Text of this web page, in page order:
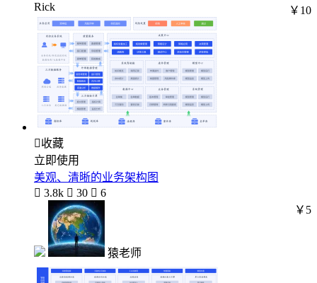
Rick ￥10
收藏
立即使用
美观、清晰的业务架构图
 3.8k  30  6
猿老师
￥5